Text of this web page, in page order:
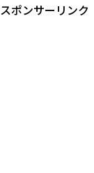
スポンサーリンク